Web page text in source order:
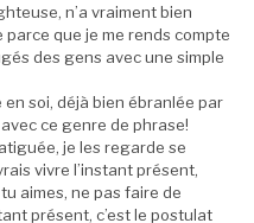
n’a vraiment bien
que je me rends compte
des gens avec une simple
soi, déjà bien ébranlée par
ce genre de phrase!
je les regarde se
vivre l’instant présent,
aimes, ne pas faire de
présent, c’est le postulat